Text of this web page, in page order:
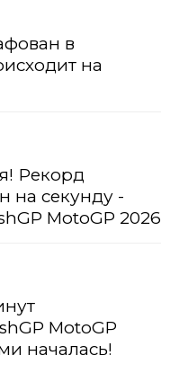
в
на
Рекорд
на секунду -
MotoGP 2026
MotoGP
началась!